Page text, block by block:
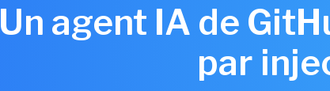
Un agent IA de
par